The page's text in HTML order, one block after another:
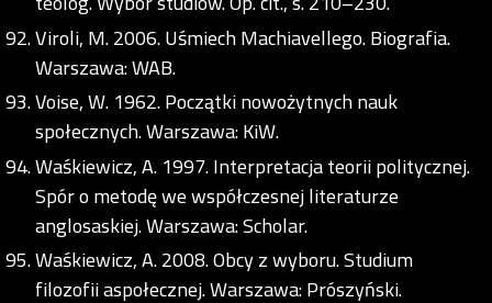
Viroli, M. 2006. Uśmiech Machiavellego. Biografia.
Warszawa: WAB.
Voise, W. 1962. Początki nowożytnych nauk
społecznych. Warszawa: KiW.
Waśkiewicz, A. 1997. Interpretacja teorii politycznej.
Spór o metodę we współczesnej literaturze
anglosaskiej. Warszawa: Scholar.
Waśkiewicz, A. 2008. Obcy z wyboru. Studium
filozofii aspołecznej. Warszawa: Prószyński.